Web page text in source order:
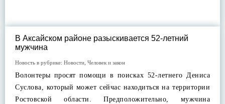
В Аксайском районе разыскивается 52-летний
мужчина
Новость в рубрике: Новости Человек и закон
Волонтеры просят помощи в поисках 52-летнего Дениса
Суслова, который может сейчас находиться на территории
Ростовской области. Предположительно, мужчина